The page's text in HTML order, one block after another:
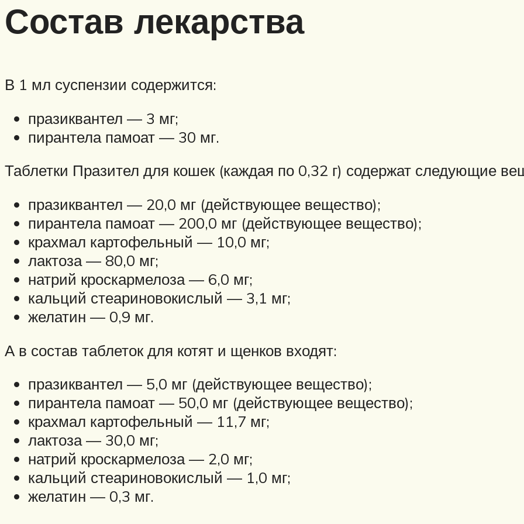
Состав лекарства
В 1 мл суспензии содержится:
празиквантел — 3 мг;
пирантела памоат — 30 мг.
Таблетки Празител для кошек (каждая по 0,32 г) содержат следующие
празиквантел — 20,0 мг (действующее вещество);
пирантела памоат — 200,0 мг (действующее вещество);
крахмал картофельный — 10,0 мг;
лактоза — 80,0 мг;
натрий кроскармелоза — 6,0 мг;
кальций стеариновокислый — 3,1 мг;
желатин — 0,9 мг.
А в состав таблеток для котят и щенков входят:
празиквантел — 5,0 мг (действующее вещество);
пирантела памоат — 50,0 мг (действующее вещество);
крахмал картофельный — 11,7 мг;
лактоза — 30,0 мг;
натрий кроскармелоза — 2,0 мг;
кальций стеариновокислый — 1,0 мг;
желатин — 0,3 мг.